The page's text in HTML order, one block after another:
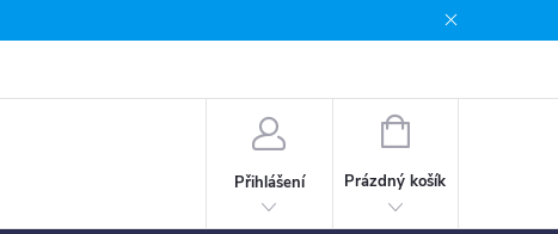
Přihlášení
NÁKUPNÍ
Prázdný košík